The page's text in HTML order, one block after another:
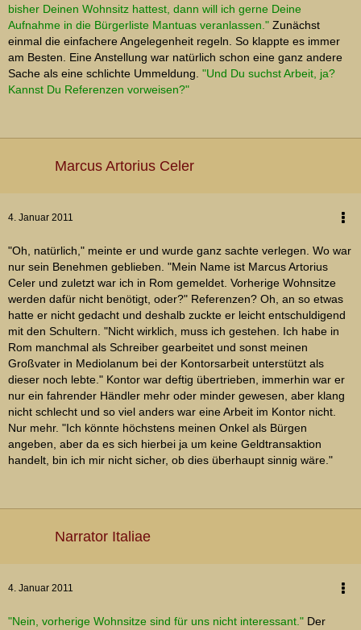
bisher Deinen Wohnsitz hattest, dann will ich gerne Deine
Aufnahme in die Bürgerliste Mantuas veranlassen." Zunächst
einmal die einfachere Angelegenheit regeln. So klappte es immer
am Besten. Eine Anstellung war natürlich schon eine ganz andere
Sache als eine schlichte Ummeldung. "Und Du suchst Arbeit, ja?
Kannst Du Referenzen vorweisen?"
Marcus Artorius Celer
4. Januar 2011
"Oh, natürlich," meinte er und wurde ganz sachte verlegen. Wo war
nur sein Benehmen geblieben. "Mein Name ist Marcus Artorius
Celer und zuletzt war ich in Rom gemeldet. Vorherige Wohnsitze
werden dafür nicht benötigt, oder?" Referenzen? Oh, an so etwas
hatte er nicht gedacht und deshalb zuckte er leicht entschuldigend
mit den Schultern. "Nicht wirklich, muss ich gestehen. Ich habe in
Rom manchmal als Schreiber gearbeitet und sonst meinen
Großvater in Mediolanum bei der Kontorsarbeit unterstützt als
dieser noch lebte." Kontor war deftig übertrieben, immerhin war er
nur ein fahrender Händler mehr oder minder gewesen, aber klang
nicht schlecht und so viel anders war eine Arbeit im Kontor nicht.
Nur mehr. "Ich könnte höchstens meinen Onkel als Bürgen
angeben, aber da es sich hierbei ja um keine Geldtransaktion
handelt, bin ich mir nicht sicher, ob dies überhaupt sinnig wäre."
Narrator Italiae
4. Januar 2011
"Nein, vorherige Wohnsitze sind für uns nicht interessant." Der